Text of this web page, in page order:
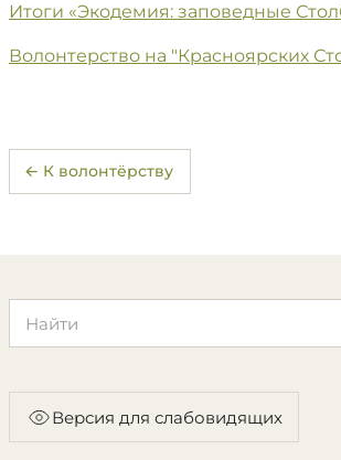
Итоги «Экодемия: заповедные
Волонтерство на "Красноярских
← К волонтёрству
Версия для слабовидящих